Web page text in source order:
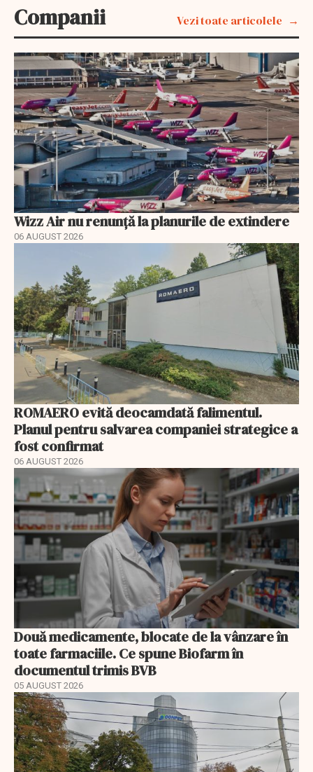
Companii Vezi toate articolele
Wizz Air nu renunță la planurile de extindere
06 AUGUST 2026
ROMAERO evită deocamdată falimentul.
Planul pentru salvarea companiei strategice a
fost confirmat
06 AUGUST 2026
Două medicamente, blocate de la vânzare în
toate farmaciile. Ce spune Biofarm în
documentul trimis BVB
05 AUGUST 2026